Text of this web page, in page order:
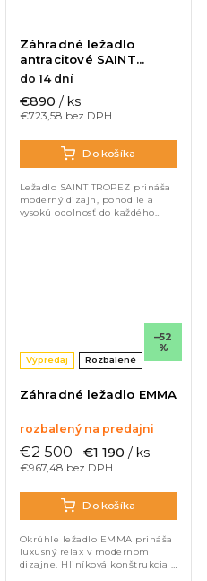
Záhradné ležadlo
antracitové SAINT
TROPEZ
do 14 dní
€723,58 bez DPH
€890 / ks
Do košíka
Ležadlo SAINT TROPEZ prináša
moderný dizajn, pohodlie a
vysokú odolnosť do každého
Výpredaj Rozbalené
–52
%
Záhradné ležadlo EMMA
rozbalený na predajni
€967,48 bez DPH
€2 500 €1 190 / ks
Do košíka
Okrúhle ležadlo EMMA prináša
luxusný relax v modernom
dizajne. Hliníková konštrukcia a